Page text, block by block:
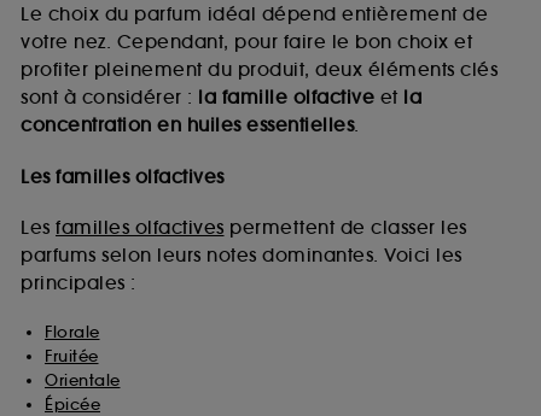
Le choix du parfum idéal dépend entièrement de
votre nez. Cependant, pour faire le bon choix et
profiter pleinement du produit, deux éléments clés
sont à considérer : la famille olfactive et la
concentration en huiles essentielles.
Les familles olfactives
Les familles olfactives permettent de classer les
parfums selon leurs notes dominantes. Voici les
principales :
Florale
Fruitée
Orientale
Épicée
lecture de ces traceurs requiert votre accord. Vous
pouvez personnaliser vos choix concernant le dépôt
de ces cookies grâce au bouton "personnaliser mes
choix" ci-dessous ou décider de "tout accepter".
Sephora pourra associer les informations de
navigation collectées par ces Cookies, pour les
collectées ou générées lors de votre activité en ligne
sur "continuer sans accepter". Voous pouvez à tout
moment choisir de retirer votrte consentement. Si vous
souhaitez obtenir plus d'information sur les cookies
utilisés, cliquez